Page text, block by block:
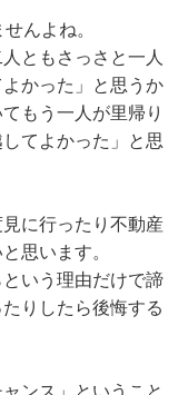
んよね。
ともさっさと一人
かった」と思うか
もう一人が里帰り
てよかった」と思
に行ったり不動産
思います。
いう理由だけで諦
りしたら後悔する
ンス」ということ